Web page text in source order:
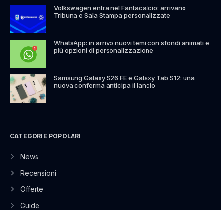
Volkswagen entra nel Fantacalcio: arrivano
Tribuna e Sala Stampa personalizzate
WhatsApp: in arrivo nuovi temi con sfondi animati e
più opzioni di personalizzazione
Samsung Galaxy S26 FE e Galaxy Tab S12: una
nuova conferma anticipa il lancio
CATEGORIE POPOLARI
News
Recensioni
Offerte
Guide